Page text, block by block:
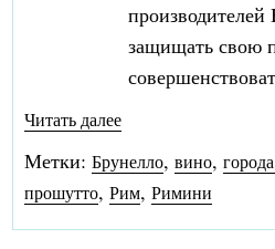
защищать свою
Читать далее
Метки:Брунелло,вино,
прошутто,Рим,Римини